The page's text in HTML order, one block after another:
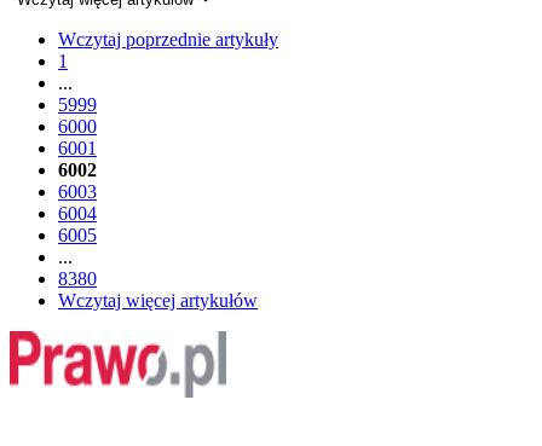
Wczytaj poprzednie artykuły
1
...
5999
6000
6001
6002
6003
6004
6005
...
8380
Wczytaj więcej artykułów